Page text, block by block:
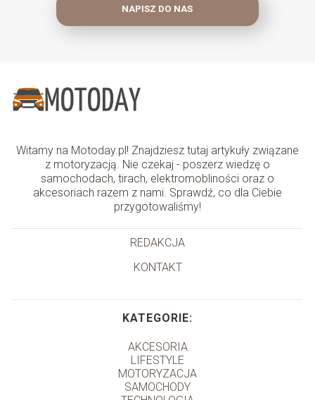
NAPISZ DO NAS
Witamy na Motoday.pl! Znajdziesz tutaj artykuły związane
z motoryzacją. Nie czekaj - poszerz wiedzę o
samochodach, tirach, elektromobliności oraz o
akcesoriach razem z nami. Sprawdź, co dla Ciebie
przygotowaliśmy!
REDAKCJA
KONTAKT
KATEGORIE:
AKCESORIA
LIFESTYLE
MOTORYZACJA
SAMOCHODY